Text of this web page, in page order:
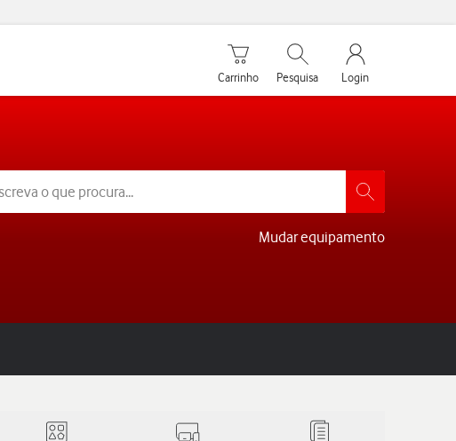
Carrinho de compras
Carrinho
Pesquisar
Pesquisa
My Vodafone
Login
Mudar equipamento